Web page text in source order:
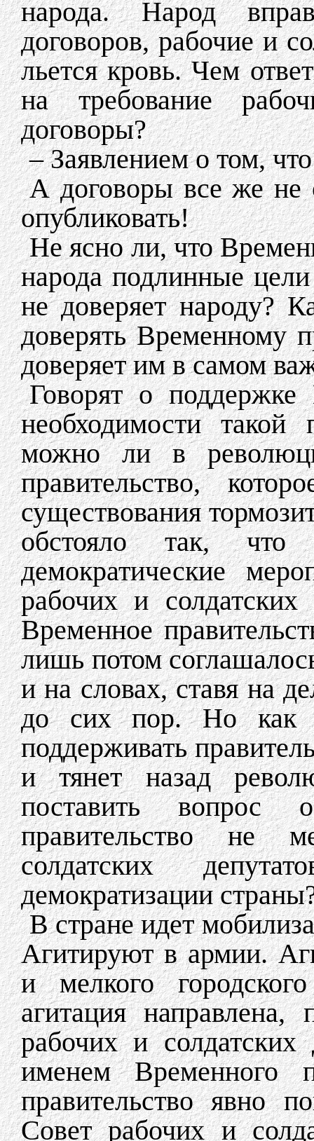
народа. Народ
договоров, рабочие и
льется кровь. Чем
на требование
договоры?
– Заявлением о том,
А договоры все же не
опубликовать!
Не ясно ли, что
народа подлинные
не доверяет народу?
доверять Временному
доверяет им в самом
Говорят о поддержке
необходимости
можно ли в
правительство,
существования
обстояло так,
демократические
рабочих и
Временное
лишь потом
и на словах, ставя на
до сих пор. Но как
поддерживать
и тянет назад
поставить
правительство не
солдатских
демократизации
В стране идет
Агитируют в армии.
и мелкого
агитация
рабочих и солдатских
именем Временного
правительство явно
Совет рабочих и